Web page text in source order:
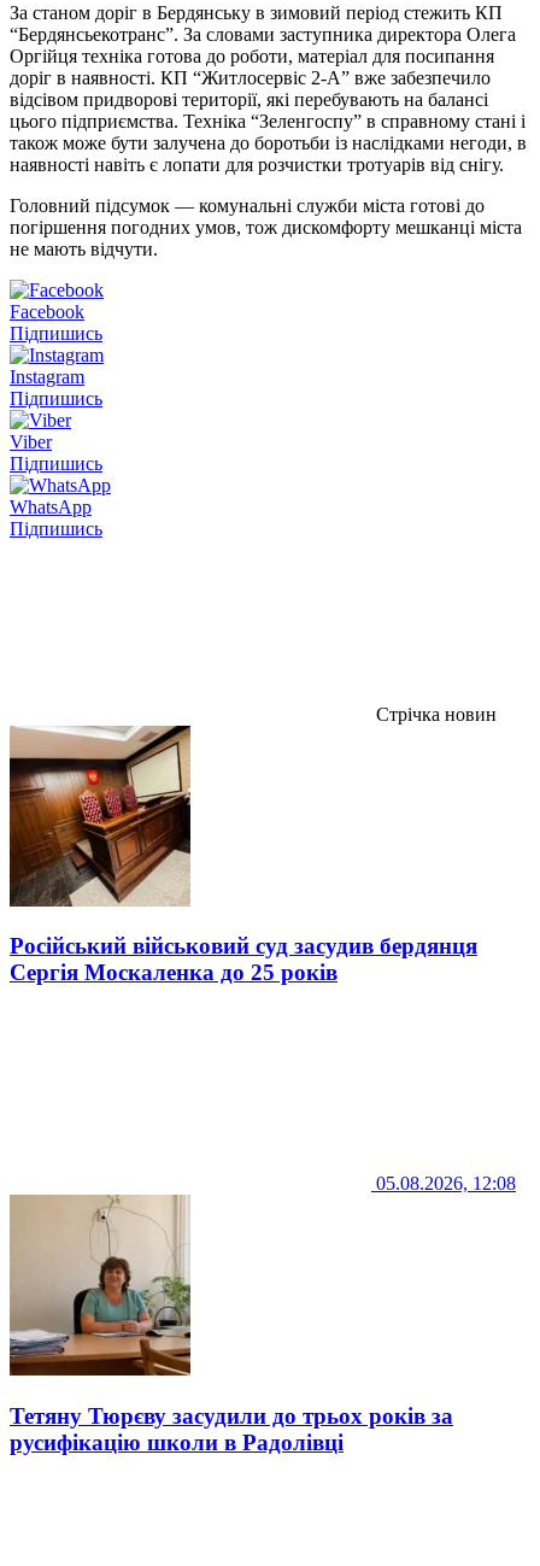
За станом доріг в Бердянську в зимовий період стежить КП
“Бердянсьекотранс”. За словами заступника директора Олега
Оргійця техніка готова до роботи, матеріал для посипання
доріг в наявності. КП “Житлосервіс 2-А” вже забезпечило
відсівом придворові території, які перебувають на балансі
цього підприємства. Техніка “Зеленгоспу” в справному стані і
також може бути залучена до боротьби із наслідками негоди, в
наявності навіть є лопати для розчистки тротуарів від снігу.
Головний підсумок — комунальні служби міста готові до
погіршення погодних умов, тож дискомфорту мешканці міста
не мають відчути.
Facebook
Підпишись
Instagram
Підпишись
Viber
Підпишись
WhatsApp
Підпишись
Стрічка новин
Російський військовий суд засудив бердянця
Сергія Москаленка до 25 років
05.08.2026, 12:08
Тетяну Тюрєву засудили до трьох років за
русифікацію школи в Радолівці